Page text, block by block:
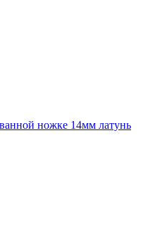
ножке 14мм латунь